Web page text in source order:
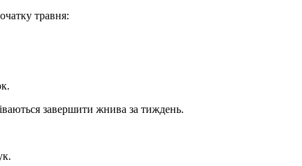
травня:
завершити жнива за тиждень.